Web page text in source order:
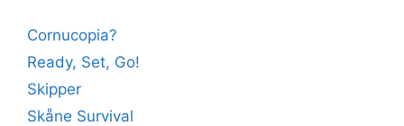
Cornucopia?
Ready, Set, Go!
Skipper
Skåne Survival